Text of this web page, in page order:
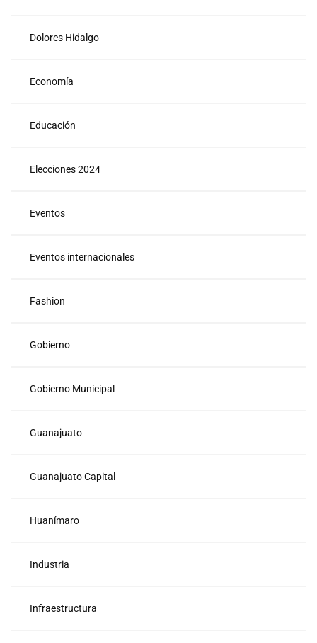
Dolores Hidalgo
Economía
Educación
Elecciones 2024
Eventos
Eventos internacionales
Fashion
Gobierno
Gobierno Municipal
Guanajuato
Guanajuato Capital
Huanímaro
Industria
Infraestructura